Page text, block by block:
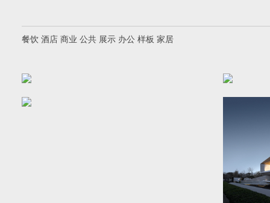
餐饮 酒店 商业 公共 展示 办公 样板 家居